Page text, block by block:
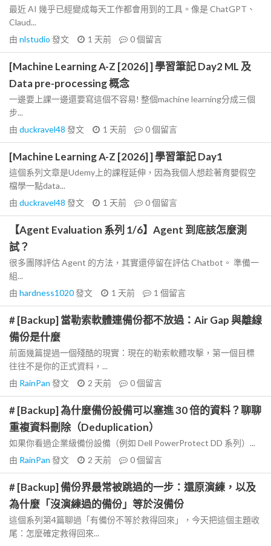
最近 AI 幾乎已經變成每天工作都會用到的工具。像是 ChatGPT、
Claud...
由 nlstudio 發文 1 天前 0個留言
[Machine Learning A-Z [2026] ] 學習筆記 Day2 ML 及
Data pre-processing 概念
一邊要上課一邊還要寫這個不容易! 整個machine learning分成三個
步...
由 duckravel48 發文 1 天前 0個留言
[Machine Learning A-Z [2026] ] 學習筆記 Day1
這個系列文章是Udemy上的課程延伸，因為我個人想趁著育嬰假空
檔學一點data...
由 duckravel48 發文 1 天前 0個留言
【Agent Evaluation 系列 1/6】Agent 到底該怎麼測
試？
很多團隊評估 Agent 的方法，其實還停留在評估 Chatbot。 準備一
組...
由 hardness1020發文 1 天前 1 個留言
# [Backup] 當勒索軟體連備份都不放過：Air Gap 與離線
備份是什麼
前面幾篇提過一個殘酷的現實：現在的勒索軟體攻擊，第一個目標
往往不是你的正式資料，...
由 RainPan 發文 2 天前 0個留言
# [Backup] 為什麼備份設備可以塞進 30 倍的資料？聊聊
重複資料刪除（Deduplication）
如果你看過企業級備份設備（例如 Dell PowerProtect DD 系列）...
由 RainPan 發文 2 天前 0個留言
# [Backup] 備份界最常被跳過的一步：還原演練，以及
為什麼「沒演練過的備份」等於沒備份
這個系列第4篇聊過「有備份不等於救得回來」，今天把這個主題收
尾：怎麼確定救得回來...